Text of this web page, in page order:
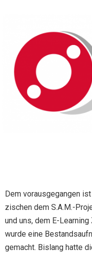
Dem vorausgegangen
zischen dem S.A.M.-
und uns, dem E-
wurde eine
gemacht. Bislang hatte